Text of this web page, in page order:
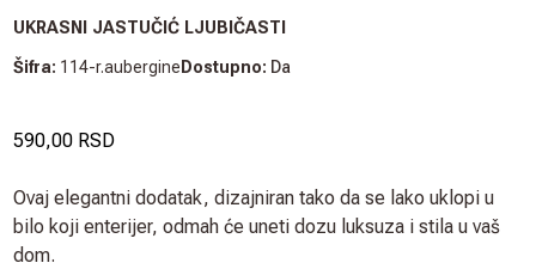
UKRASNI JASTUČIĆ LJUBIČASTI
Šifra: 114-r.aubergine Dostupno: Da
590,00 RSD
Ovaj elegantni dodatak, dizajniran tako da se lako uklopi u
bilo koji enterijer, odmah će uneti dozu luksuza i stila u vaš
dom.